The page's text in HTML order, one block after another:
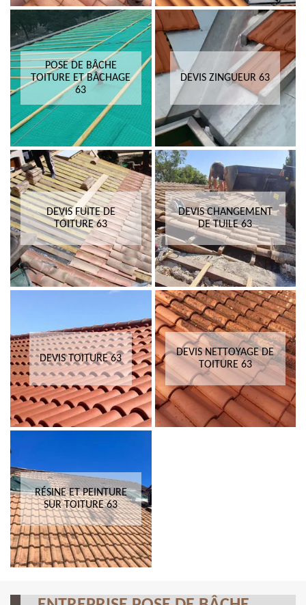
POSE DE BÂCHE
TOITURE ET BÂCHAGE
63
DEVIS ZINGUEUR 63
DEVIS FUITE DE
TOITURE 63
DEVIS CHANGEMENT
DE TUILE 63
DEVIS TOITURE 63
DEVIS NETTOYAGE DE
TOITURE 63
RÉSINE ET PEINTURE
SUR TOITURE 63